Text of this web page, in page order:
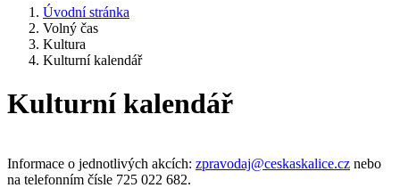
Úvodní stránka
Volný čas
Kultura
Kulturní kalendář
Kulturní kalendář
Informace o jednotlivých akcích: zpravodaj@ceskaskalice.cz nebo
na telefonním čísle 725 022 682.